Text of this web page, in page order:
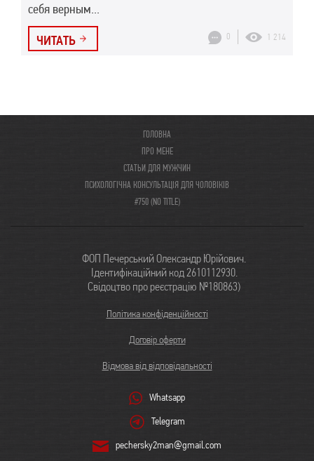
себя верным...
ЧИТАТЬ 0 1 214
ГОЛОВНА
ПРО МЕНЕ
СТАТЬИ ДЛЯ МУЖЧИН
ПСИХОЛОГІЧНА КОНСУЛЬТАЦІЯ ДЛЯ ЧОЛОВІКІВ
#750 (NO TITLE)
ФОП Печерський Олександр Юрійович.
Ідентифікаційний код 2610112930.
Свідоцтво про реєстрацію №180863)
Політика конфіденційності
Договір оферти
Відмова від відповідальності
Whatsapp
Telegram
pechersky2man@gmail.com